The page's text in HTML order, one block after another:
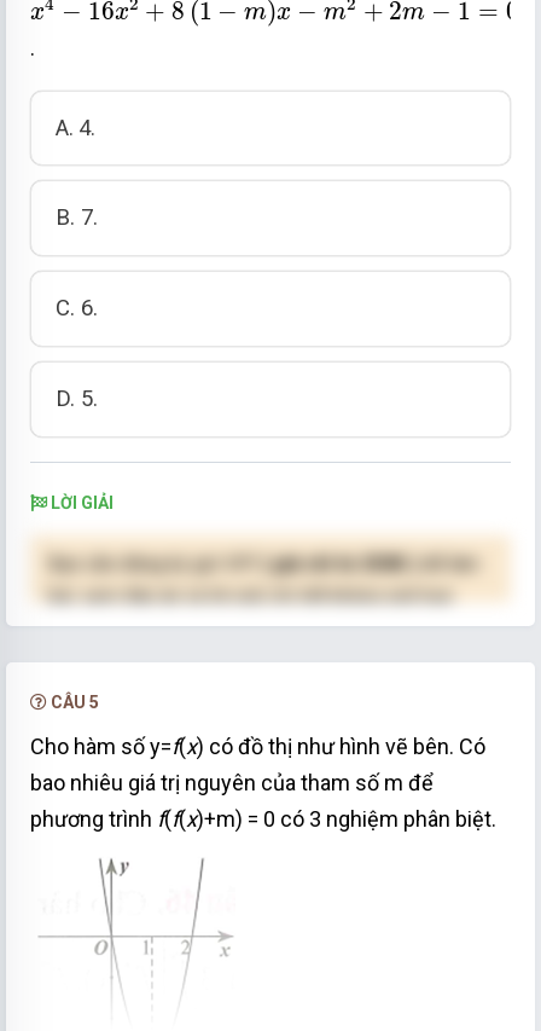
x − 16x + 8 (1 − m)x − m + 2m − 1 = 0
.
A. 4.
B. 7.
C. 6.
D. 5.
LỜI GIẢI
( giá chỉ từ 250K )
CÂU 5
Cho hàm số y=f(x) có đồ thị như hình vẽ bên. Có
bao nhiêu giá trị nguyên của tham số m để
phương trình f(f(x)+m) = 0 có 3 nghiệm phân biệt.